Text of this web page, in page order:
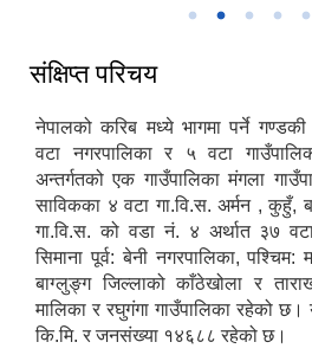
संक्षिप्त परिचय
नेपालको करिब मध्ये भागमा पर्ने गण्डकी
वटा नगरपालिका र ५ वटा
अन्तर्गतको एक गाउँपालिका मंगला
साविकका ४ वटा गा.वि.स. अर्मन , कुहुँ,
गा.वि.स. को वडा नं. ४ अर्थात ३७
सिमाना पूर्व: बेनी नगरपालिका, पश्चिम:
बाग्लुङ्ग जिल्लाको काँठेखोला र
मालिका र रघुगंगा गाउँपालिका रहेको
कि.मि. र जनसंख्या १४६८८ रहेको छ।